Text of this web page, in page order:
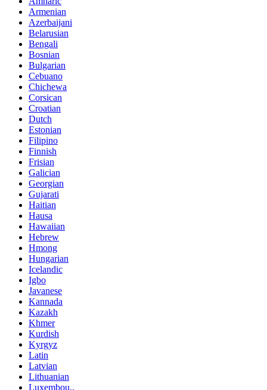
Armenian
Azerbaijani
Belarusian
Bengali
Bosnian
Bulgarian
Cebuano
Chichewa
Corsican
Croatian
Dutch
Estonian
Filipino
Finnish
Frisian
Galician
Georgian
Gujarati
Haitian
Hausa
Hawaiian
Hebrew
Hmong
Hungarian
Icelandic
Igbo
Javanese
Kannada
Kazakh
Khmer
Kurdish
Kyrgyz
Latin
Latvian
Lithuanian
Luxembou..